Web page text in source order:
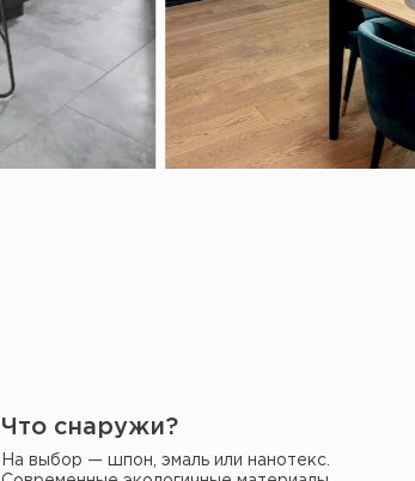
Что снаружи?
На выбор — шпон, эмаль или нанотекс.